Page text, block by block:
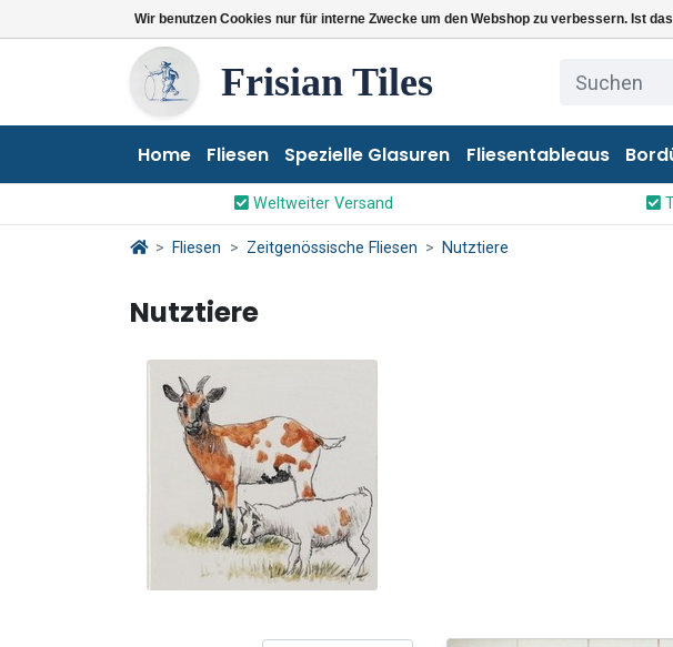
Wir benutzen Cookies nur für interne Zwecke um den Webshop zu verbessern. Ist
Frisian Tiles
Home Fliesen Spezielle Glasuren Fliesentableaus
Weltweiter Versand
Fliesen Zeitgenössische Fliesen Nutztiere
Nutztiere